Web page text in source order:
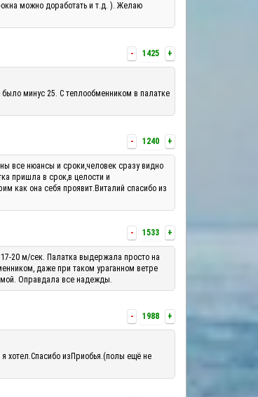
можно доработать и т.д. ). Желаю
- 1425 +
минус 25. С теплообменником в палатке
- 1240 +
все нюансы и сроки,человек сразу видно
пришла в срок,в целости и
как она себя проявит.Виталий спасибо из
- 1533 +
20 м/сек. Палатка выдержала просто на
даже при таком ураганном ветре
Оправдала все надежды.
- 1988 +
хотел.Спасибо изПриобья.(полы ещё не